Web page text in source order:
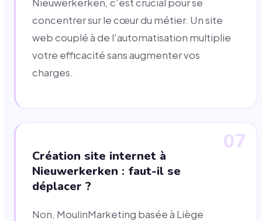
Nieuwerkerken, c'est crucial pour se
concentrer sur le cœur du métier. Un site
web couplé à de l'automatisation multiplie
votre efficacité sans augmenter vos
charges.
07
Création site internet à
Nieuwerkerken : faut-il se
déplacer ?
Non, MoulinMarketing basée à Liège